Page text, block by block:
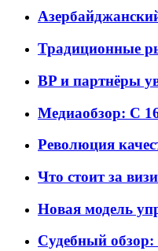
Традиционные
BP и партнёры
Медиаобзор: С
Революция
Что стоит за
Новая модель
Судебный обзор: